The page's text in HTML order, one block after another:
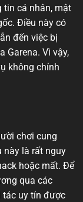
tin cá nhân, mật
Điều này có
đến việc bị
Garena. Vì vậy,
không chính
chơi cung
này là rất nguy
hoặc mất. Để
qua các
tác uy tín được